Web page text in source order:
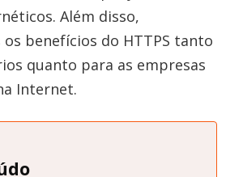
Além disso,
benefícios do HTTPS tanto
quanto para as empresas
Internet.